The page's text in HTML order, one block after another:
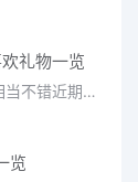
礼物一览
明日方舟终末地一款画面相当不错近期非常火爆的大型二次元冒险游戏，这里有相当多好看的干员可以让你来抽取并
览